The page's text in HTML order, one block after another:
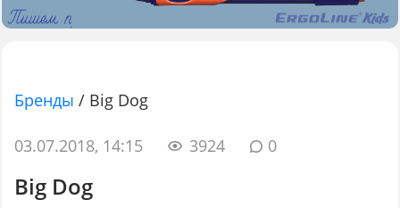
Бренды / Big Dog
03.07.2018, 14:15 3924 0
Big Dog